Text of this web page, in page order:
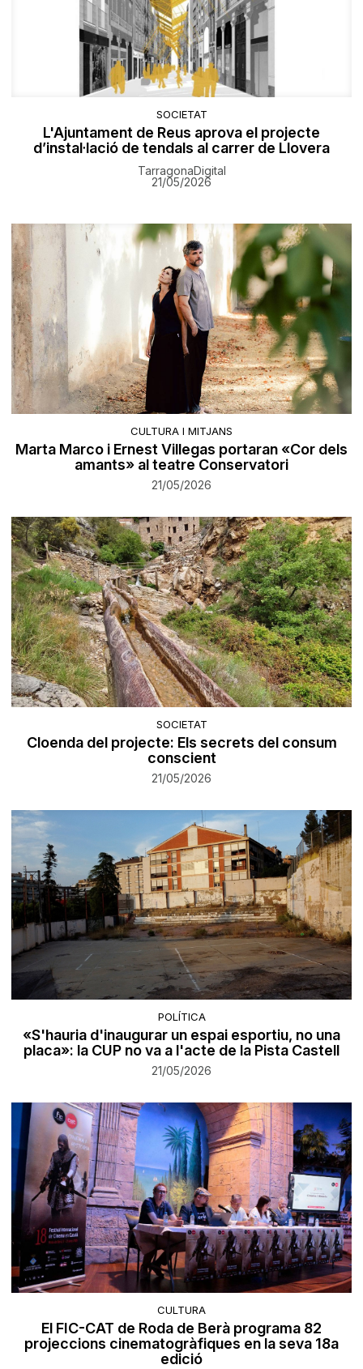
SOCIETAT
L'Ajuntament de Reus aprova el projecte
d’instal·lació de tendals al carrer de Llovera
TarragonaDigital
21/05/2026
CULTURA I MITJANS
Marta Marco i Ernest Villegas portaran «Cor dels
amants» al teatre Conservatori
21/05/2026
SOCIETAT
Cloenda del projecte: Els secrets del consum
conscient
21/05/2026
POLÍTICA
«S'hauria d'inaugurar un espai esportiu, no una
placa»: la CUP no va a l'acte de la Pista Castell
21/05/2026
CULTURA
El FIC-CAT de Roda de Berà programa 82
projeccions cinematogràfiques en la seva 18a
edició